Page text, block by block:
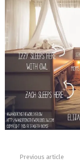
Previous article